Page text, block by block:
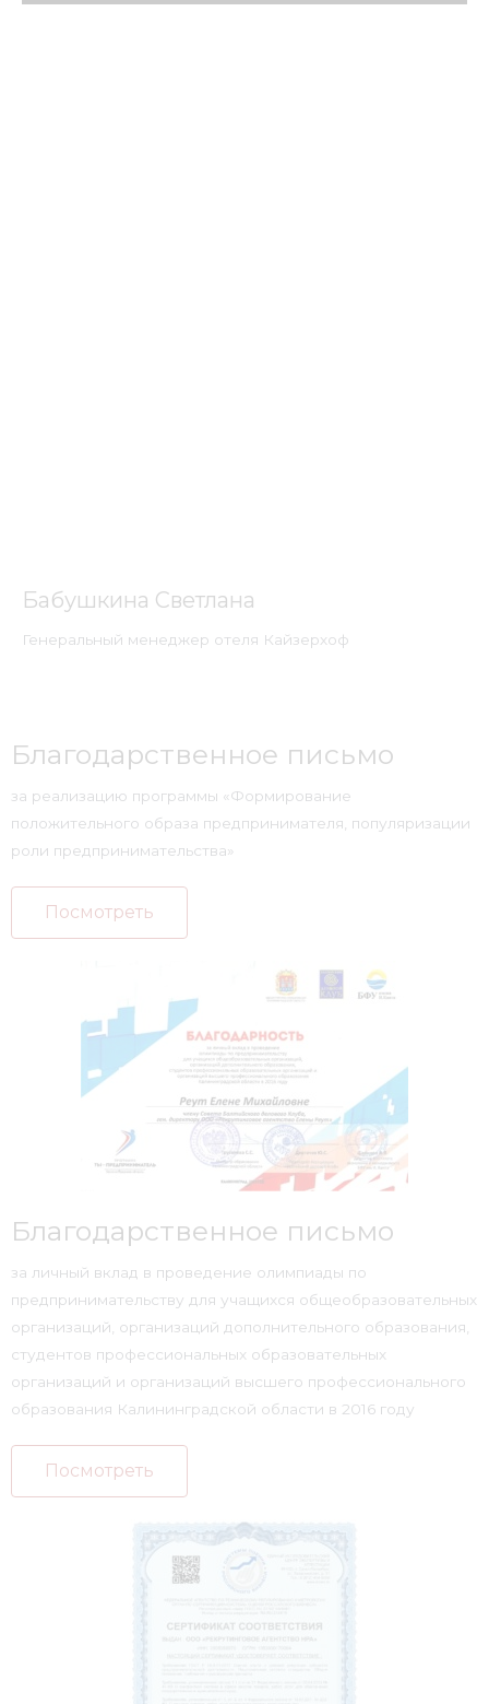
Бабушкина Светлана
Генеральный менеджер отеля Кайзерхоф
Благодарственное письмо
за реализацию программы «Формирование
положительного образа предпринимателя, популяризации
роли предпринимательства»
Посмотреть
Благодарственное письмо
за личный вклад в проведение олимпиады по
предпринимательству для учащихся общеобразовательных
организаций, организаций дополнительного образования,
студентов профессиональных образовательных
организаций и организаций высшего профессионального
образования Калининградской области в 2016 году
Посмотреть